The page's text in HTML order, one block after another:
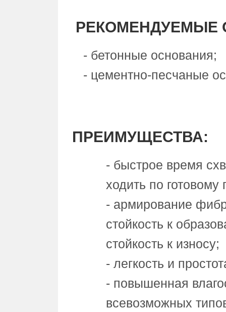
РЕКОМЕНДУЕМЫЕ
- бетонные основания;
- цементно-песчаные
ПРЕИМУЩЕСТВА:
- быстрое время
ходить по готовому
- армирование
стойкость к
стойкость к износу;
- легкость и
- повышенная
всевозможных